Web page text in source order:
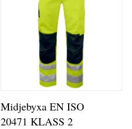
Midjebyxa EN ISO
20471 KLASS 2